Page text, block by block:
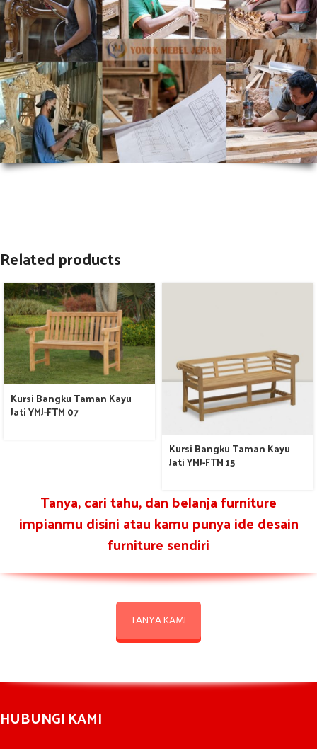
Related products
Kursi Bangku Taman Kayu
Jati YMJ-FTM 07
Kursi Bangku Taman Kayu
Jati YMJ-FTM 15
Tanya, cari tahu, dan belanja furniture
impianmu disini atau kamu punya ide desain
furniture sendiri
TANYA KAMI
HUBUNGI KAMI